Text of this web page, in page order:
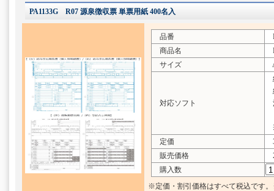
PA1133G R07 源泉徴収票 単票用紙 400名入
品番
商品名
サイズ
対応ソフト
定価
販売価格
購入数
※定価・割引価格はすべて税込です